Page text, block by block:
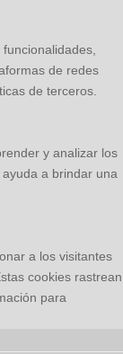
de redes
de terceros.
y analizar los
a brindar una
a los visitantes
cookies rastrean
para